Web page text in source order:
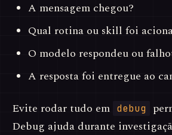
A mensagem chegou?
Qual rotina ou skill foi
O modelo respondeu ou
A resposta foi entregue ao
Evite rodar tudo em debug
Debug ajuda durante